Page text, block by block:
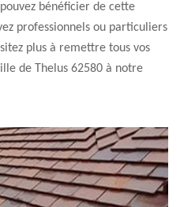
bénéficier de cette
professionnels ou particuliers
plus à remettre tous vos
de Thelus 62580 à notre